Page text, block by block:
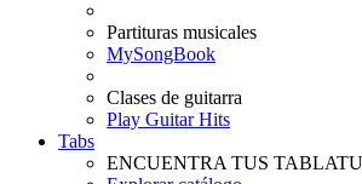
Partituras musicales
MySongBook
Clases de guitarra
Play Guitar Hits
Tabs
ENCUENTRA TUS